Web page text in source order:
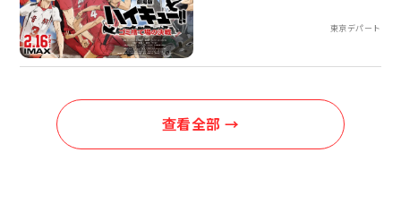
東京デパート
查看全部 →